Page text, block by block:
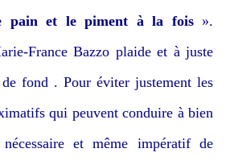
pain et le piment à la fois».
France Bazzo plaide et à juste
fond . Pour éviter justement les
qui peuvent conduire à bien
et même impératif de